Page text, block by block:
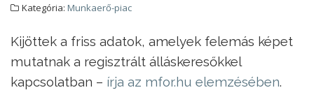
Kategória: Munkaerő-piac
Kijöttek a friss adatok, amelyek felemás képet
mutatnak a regisztrált álláskeresőkkel
kapcsolatban – írja az mfor.hu elemzésében.